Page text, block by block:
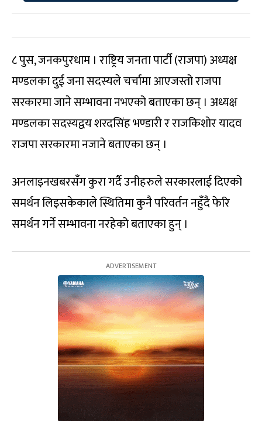
८ पुस, जनकपुरधाम । राष्ट्रिय जनता पार्टी (राजपा) अध्यक्ष
मण्डलका दुई जना सदस्यले चर्चामा आएजस्तो राजपा
सरकारमा जाने सम्भावना नभएको बताएका छन् । अध्यक्ष
मण्डलका सदस्यद्वय शरदसिंह भण्डारी र राजकिशोर यादव
राजपा सरकारमा नजाने बताएका छन् ।
अनलाइनखबरसँग कुरा गर्दै उनीहरुले सरकारलाई दिएको
समर्थन लिइसकेकाले स्थितिमा कुनै परिवर्तन नहुँदै फेरि
समर्थन गर्ने सम्भावना नरहेको बताएका हुन् ।